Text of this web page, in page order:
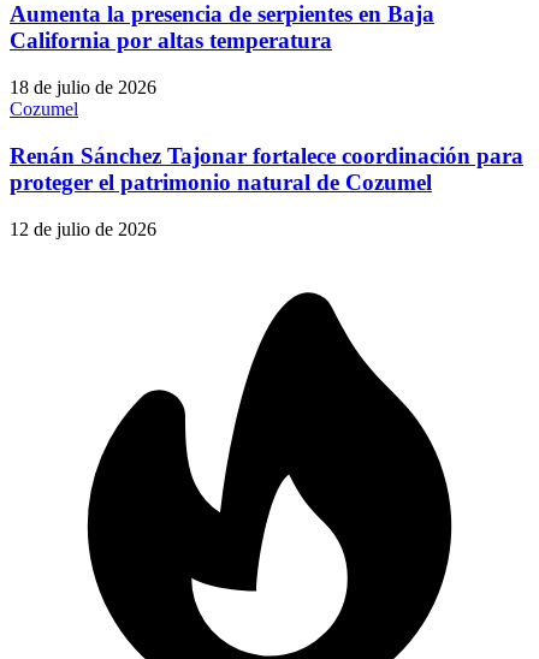
Aumenta la presencia de serpientes en Baja
California por altas temperatura
18 de julio de 2026
Cozumel
Renán Sánchez Tajonar fortalece coordinación para
proteger el patrimonio natural de Cozumel
12 de julio de 2026